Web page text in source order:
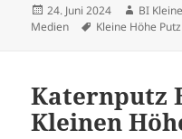
Veröffentlicht
am
24. Juni 2024 Autor
BI
Medien
Schlagwörter
Kleine Höhe Putz
Katernputz
Kleinen